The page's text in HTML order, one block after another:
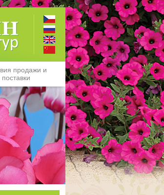
продажи и
поставки